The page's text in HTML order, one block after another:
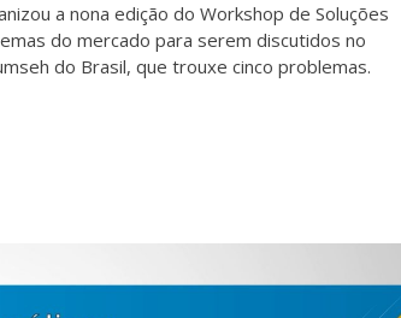
a nona edição do Workshop de Soluções
do mercado para serem discutidos no
do Brasil, que trouxe cinco problemas.